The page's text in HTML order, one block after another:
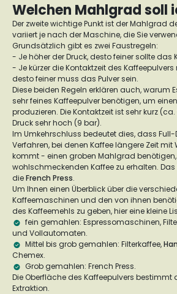
Welchen Mahlgrad soll
Der zweite wichtige Punkt ist der Mahlgrad
variiert je nach der Maschine, die Sie
Grundsätzlich gibt es zwei Faustregeln:
- Je höher der Druck, desto feiner sollte das
- Je kürzer die Kontaktzeit des
desto feiner muss das Pulver sein.
Diese beiden Regeln erklären auch, warum
sehr feines Kaffeepulver benötigen, um
produzieren. Die Kontaktzeit ist sehr kurz
Druck sehr hoch (9 bar).
Im Umkehrschluss bedeutet dies, dass
Verfahren, bei denen Kaffee längere Zeit mit
kommt - einen groben Mahlgrad
wohlschmeckenden Kaffee zu erhalten.
dieFrench Press.
Um Ihnen einen Überblick über die
Kaffeemaschinen und den von ihnen
des Kaffeemehls zu geben, hier eine kleine
fein gemahlen: Espressomaschinen,
und Vollautomaten.
Mittel bis grob gemahlen: Filterkaffee,
Chemex.
Grob gemahlen: French Press.
Die Oberfläche des Kaffeepulvers bestimmt
Extraktion.